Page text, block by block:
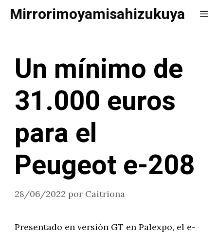
Saltar
Mirrorimoyamisahizukuya
Un mínimo de
31.000 euros
para el
Peugeot e-208
28/06/2022 por Caitriona
Presentado en versión GT en Palexpo, el e-